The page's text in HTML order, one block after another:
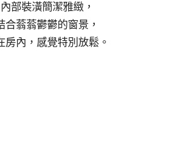
內部裝潢簡潔雅緻，
合蓊蓊鬱鬱的窗景，
房內，感覺特別放鬆。